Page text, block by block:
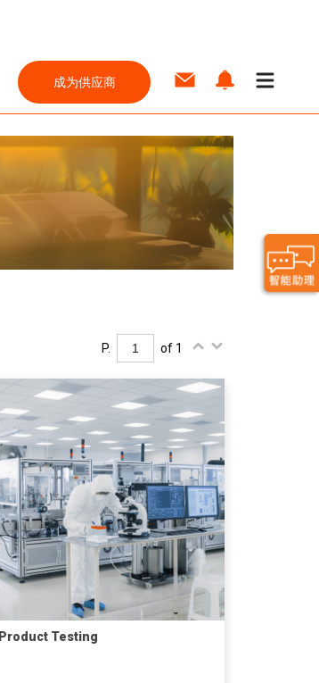
成为供应商
P. of 1
Product Testing